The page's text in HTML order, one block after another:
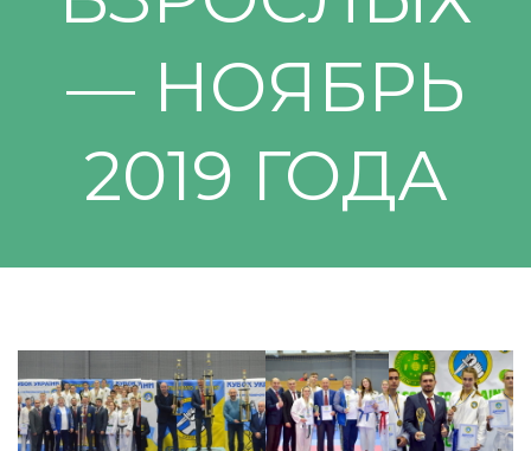
— НОЯБРЬ
2019 ГОДА